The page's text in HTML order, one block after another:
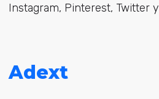
Instagram, Pinterest, Twitter
Adext